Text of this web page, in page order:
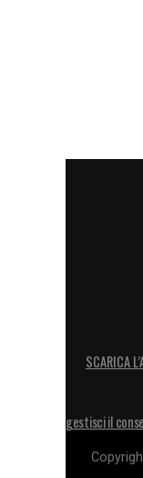
LEGGI
SCARICA
gestisci il